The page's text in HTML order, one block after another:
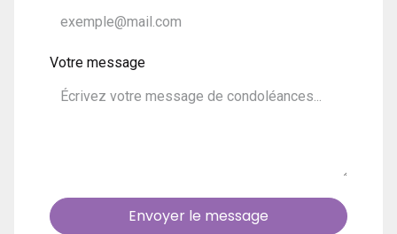
Votre message
Envoyer le message